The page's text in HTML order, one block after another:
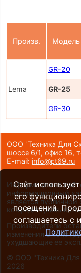
Произв. Модель
Lema
GR-20
GR-25
GR-30
ООО "Техника Для
шоссе 6/1, офис 16,
E-mail: info@pt69.ru
Информация на
информационный
является публичной
Производители
изменения в
ухудшающие ее
© ООО "Техника Для
2026
Сайт
его
посещений.
соглашаетесь с